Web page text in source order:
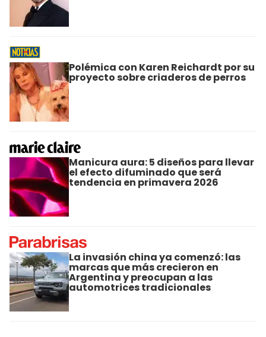
Polémica con Karen Reichardt por su
proyecto sobre criaderos de perros
Manicura aura: 5 diseños para llevar
el efecto difuminado que será
tendencia en primavera 2026
La invasión china ya comenzó: las
marcas que más crecieron en
Argentina y preocupan a las
automotrices tradicionales